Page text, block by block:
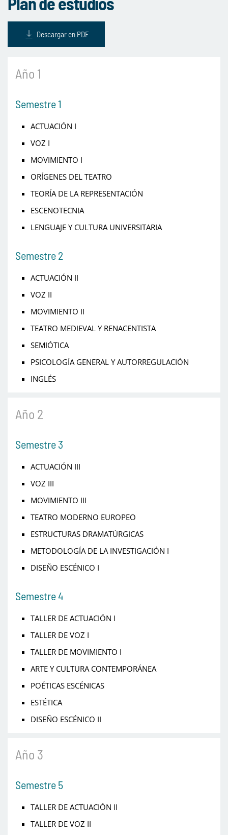
Descargar en PDF
Año 1
Semestre 1
ACTUACIÓN I
VOZ I
MOVIMIENTO I
ORÍGENES DEL TEATRO
TEORÍA DE LA REPRESENTACIÓN
ESCENOTECNIA
LENGUAJE Y CULTURA UNIVERSITARIA
Semestre 2
ACTUACIÓN II
VOZ II
MOVIMIENTO II
TEATRO MEDIEVAL Y RENACENTISTA
SEMIÓTICA
PSICOLOGÍA GENERAL Y AUTORREGULACIÓN
INGLÉS
Año 2
Semestre 3
ACTUACIÓN III
VOZ III
MOVIMIENTO III
TEATRO MODERNO EUROPEO
ESTRUCTURAS DRAMATÚRGICAS
METODOLOGÍA DE LA INVESTIGACIÓN I
DISEÑO ESCÉNICO I
Semestre 4
TALLER DE ACTUACIÓN I
TALLER DE VOZ I
TALLER DE MOVIMIENTO I
ARTE Y CULTURA CONTEMPORÁNEA
POÉTICAS ESCÉNICAS
ESTÉTICA
DISEÑO ESCÉNICO II
Año 3
Semestre 5
TALLER DE ACTUACIÓN II
TALLER DE VOZ II